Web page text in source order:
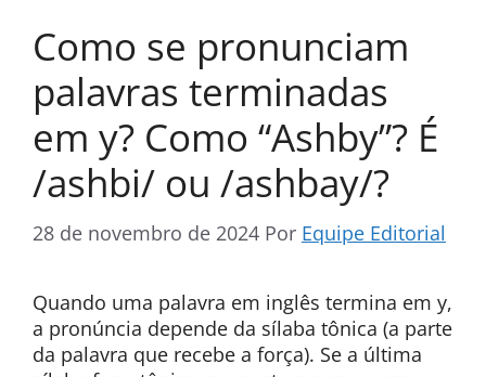
Como se pronunciam
palavras terminadas
em y? Como “Ashby”? É
/ashbi/ ou /ashbay/?
28 de novembro de 2024 Por Equipe Editorial
Quando uma palavra em inglês termina em y,
a pronúncia depende da sílaba tônica (a parte
da palavra que recebe a força). Se a última